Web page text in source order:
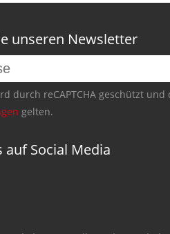
unseren Newsletter
durch reCAPTCHA geschützt
gelten.
auf Social Media